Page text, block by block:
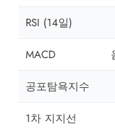
RSI (14일)
MACD
공포탐욕지수
1차 지지선